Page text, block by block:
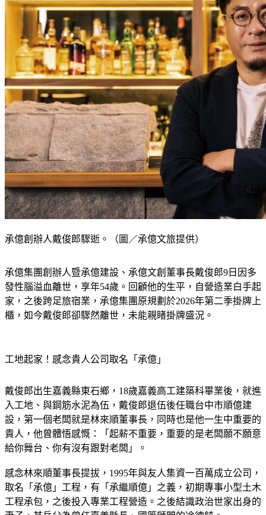
承億創辦人戴俊郎驟逝。（圖／承億文旅提供）
承億集團創辦人暨承億建設、承億文創董事長戴俊郎9日因多
發性腦溢血離世，享年54歲。回顧他的生平，自營造業白手起
家，之後跨足旅宿業，承億集團原規劃於2026年第二季掛牌上
櫃，如今戴俊郎卻驟然離世，未能親睹掛牌盛況。
工地起家！感念貴人公司取名「承億」
戴俊郎出生嘉義縣東石鄉，18歲嘉義高工建築科畢業後，就進
入工地、與鋼筋水泥為伍，戴俊郎退伍後任職台中市順億建
設，第一個老闆就是林來順董事長，同時也是他一生中重要的
貴人，他曾體悟感慨：「起薪不重要，重要的是老闆願不願意
給你舞台、你有沒有跟對老闆」。
感念林來順董事長提拔，1995年與友人集資一百萬成立公司，
取名「承億」工程，有「承繼順億」之義，初期專事小型土木
工程承包，之後投入專業工程營造。之後結識政治世家出身的